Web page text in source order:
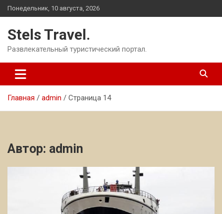
Перейти
к
Понедельник, 10 августа, 2026
Stels Travel.
Развлекательный туристический портал.
Главная admin Страница 14
Автор: admin